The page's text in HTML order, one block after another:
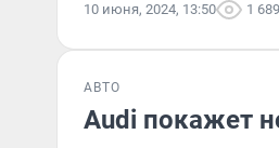
10 июня, 2024, 13:50 1 689
АВТО
Audi покажет